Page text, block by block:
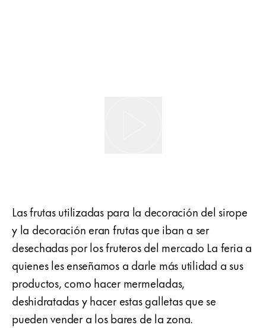
Las frutas utilizadas para la decoración del sirope
y la decoración eran frutas que iban a ser
desechadas por los fruteros del mercado La feria a
quienes les enseñamos a darle más utilidad a sus
productos, como hacer mermeladas,
deshidratadas y hacer estas galletas que se
pueden vender a los bares de la zona.